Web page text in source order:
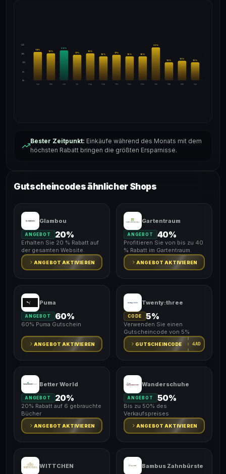
24%
18%
12%
6%
0%
Apr
19%
Mai
18%
Jun
20%
Jul
17%
Aug
18%
Sep
16%
Okt
17%
Nov
16%
Dez
16%
Jan
22%
Feb
12%
Mär
13%
Apr
12%
Bester Zeitpunkt: Einkäufe während des Monats mit dem
höchsten Rabatt bringen die größten Ersparnisse.
Gutscheincodes ähnlicher Shops
Glambou
ANGEBOT 20%
Erhalten Sie 20 % Rabatt auf
der gesamten Website.
ANGEBOT AKTIVIEREN
Gartentraum
ANGEBOT 40%
Profitieren Sie von bis zu 40
% Rabatt im Gartentraum.
ANGEBOT AKTIVIEREN
Puma
ANGEBOT 60%
60% Puma Gutschein
ANGEBOT AKTIVIEREN
Twenty:three
CODE 5%
Verwenden Sie einen
Gutscheincode von 5%
GUTSCHEINCODE 4AD
Better World
ANGEBOT 20%
20% Rabatt auf 6 gebrauchte
Bücher
ANGEBOT AKTIVIEREN
Wanderschuhe
ANGEBOT 50%
Bis zu 50% des
Verkaufspreises
ANGEBOT AKTIVIEREN
WITTCHEN Bambus Zahnbürste